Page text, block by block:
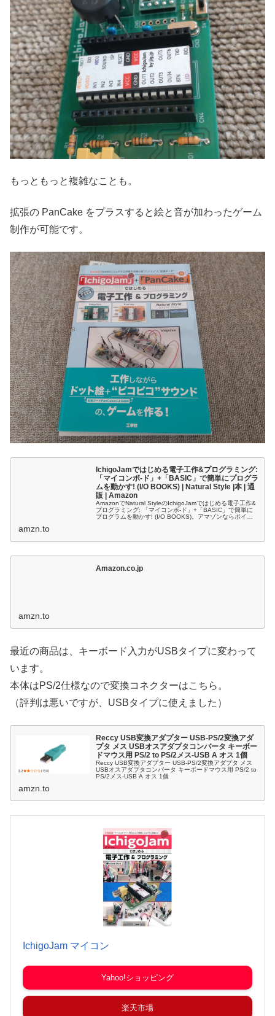
もっともっと複雑なことも。
拡張の PanCake をプラスすると絵と音が加わったゲーム
制作が可能です。
IchigoJamではじめる電子工作&プログラミング:
「マイコンボ-ド」+「BASIC」で簡単にプログラ
ムを動かす! (I/O BOOKS) | Natural Style |本 | 通
販 | Amazon
AmazonでNatural StyleのIchigoJamではじめる電子工作&
プログラミング: 「マイコンボ-ド」+「BASIC」で簡単に
プログラムを動かす! (I/O BOOKS)。アマゾンならポイン
amzn.to
Amazon.co.jp
amzn.to
最近の商品は、キーボード入力がUSBタイプに変わって
います。
本体はPS/2仕様なので変換コネクターはこちら。
（評判は悪いですが、USBタイプに使えました）
Reccy USB変換アダプター USB-PS/2変換アダ
プタ メス USBオスアダプタコンバータ キーボー
ドマウス用 PS/2 to PS/2メス-USB A オス 1個
Reccy USB変換アダプター USB-PS/2変換アダプタ メス
USBオスアダプタコンバータ キーボードマウス用 PS/2 to
PS/2メス-USB A オス 1個
amzn.to
IchigoJam マイコン
Yahoo!ショッピング
楽天市場